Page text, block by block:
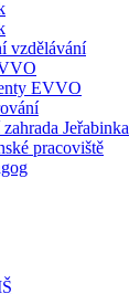
vzdělávání
EVVO
Jeřabinka
pracoviště